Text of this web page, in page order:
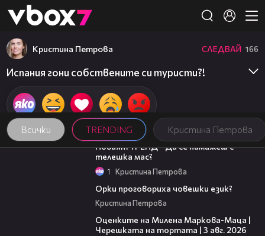
👾
Всички TRENDING Кристина Петрова
Кристина Петрова СЛЕДВАЙ 166
Испания гони собствените си туристи?!
00:27
Новият ТРЕНД - Да се намажеш с
телешка мас?
1 Кристина Петрова
Орки проговориха човешки език?
Кристина Петрова
Оценките на Милена Маркова-Маца |
Черешката на тортата | 3 авг. 2026